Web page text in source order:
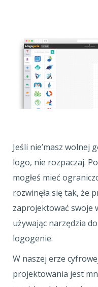
Jeśli nie’masz wolnej
logo, nie rozpaczaj.
mogłeś mieć
rozwinęła się tak, że
zaprojektować swoje
używając narzędzia
logogenie.
W naszej erze
projektowania jest